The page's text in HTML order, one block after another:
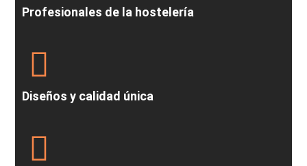
Profesionales de la hostelería
Diseños y calidad única